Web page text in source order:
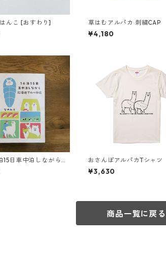
んこ [おすわり] 草はむアルパカ 刺繍CAP
¥4,180
15日車中泊しながら北
カ旅]
おさんぽアルパカTシャツ
¥3,630
商品一覧に戻る